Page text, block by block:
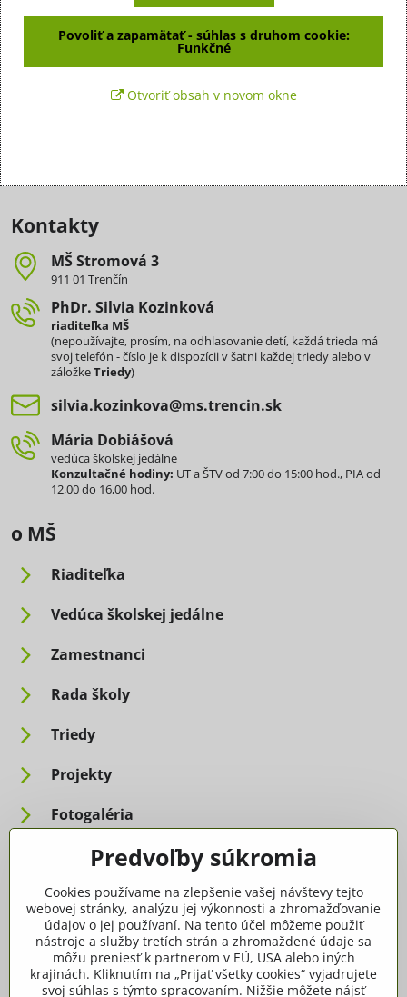
Povoliť a zapamätať - súhlas s druhom cookie:
Funkčné
Otvoriť obsah v novom okne
Kontakty
MŠ Stromová 3
911 01 Trenčín
PhDr​. Silvia Kozinková
riaditeľka MŠ
(nepoužívajte, prosím, na odhlasovanie detí, každá trieda má
svoj telefón - číslo je k dispozícii v šatni každej triedy alebo v
záložkeTriedy)
silvia​.kozinkova​@ms​.trencin​.sk
Mária Dobiášová
vedúca školskej jedálne
Konzultačné hodiny: UT a ŠTV od 7:00 do 15:00 hod., PIA od
12,00 do 16,00 hod.
o MŠ
Riaditeľka
Vedúca školskej jedálne
Zamestnanci
Rada školy
Triedy
Projekty
Fotogaléria
Informácie pre rodičov
Dôležité informácie
Ako spracúvame osobné údaje
Tlačivá, dokumenty
Predvoľby súkromia
Cookies používame na zlepšenie vašej návštevy tejto
webovej stránky, analýzu jej výkonnosti a zhromažďovanie
údajov o jej používaní. Na tento účel môžeme použiť
nástroje a služby tretích strán a zhromaždené údaje sa
môžu preniesť k partnerom v EÚ, USA alebo iných
krajinách. Kliknutím na „Prijať všetky cookies“ vyjadrujete
svoj súhlas s týmto spracovaním. Nižšie môžete nájsť